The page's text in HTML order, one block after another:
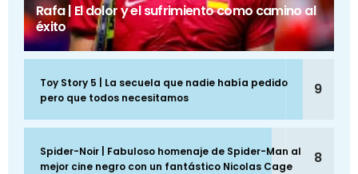
Rafa | El dolor y el sufrimiento como camino al
éxito
Toy Story 5 | La secuela que nadie había pedido
pero que todos necesitamos
9
Spider-Noir | Fabuloso homenaje de Spider-Man al
mejor cine negro con un fantástico Nicolas Cage
8